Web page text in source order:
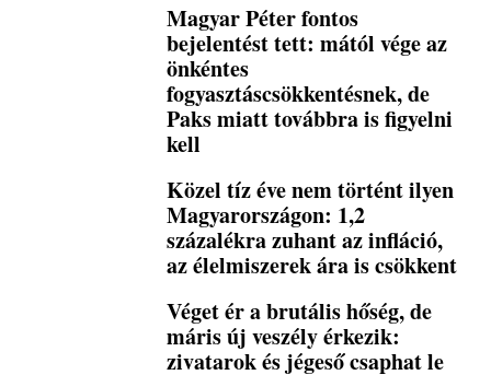
Magyar Péter fontos
bejelentést tett: mától vége az
önkéntes
fogyasztáscsökkentésnek, de
Paks miatt továbbra is figyelni
kell
Közel tíz éve nem történt ilyen
Magyarországon: 1,2
százalékra zuhant az infláció,
az élelmiszerek ára is csökkent
Véget ér a brutális hőség, de
máris új veszély érkezik:
zivatarok és jégeső csaphat le